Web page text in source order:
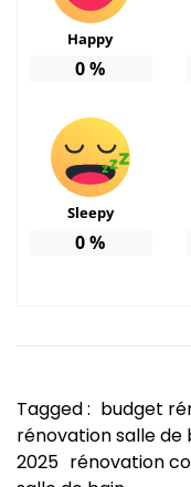
Happy
0%
Sleepy
0%
Tagged : budget
rénovation salle de
2025 rénovation